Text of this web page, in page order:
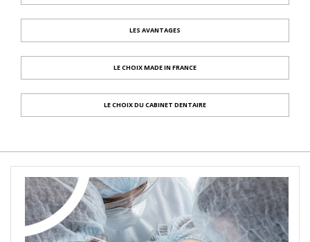
LES AVANTAGES
LE CHOIX MADE IN FRANCE
LE CHOIX DU CABINET DENTAIRE